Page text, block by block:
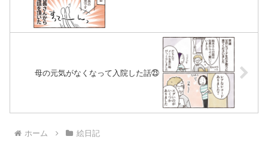
母の元気がなくなって入院した話㉓
ホーム 絵日記